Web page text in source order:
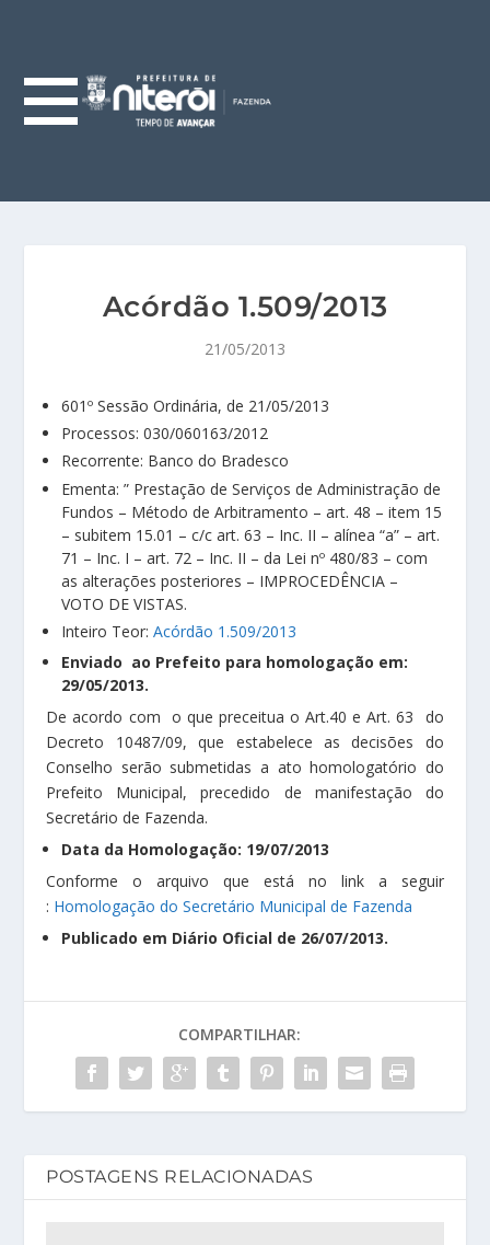
Acórdão 1.509/2013
21/05/2013
601º Sessão Ordinária, de 21/05/2013
Processos: 030/060163/2012
Recorrente: Banco do Bradesco
Ementa: ” Prestação de Serviços de Administração de
Fundos – Método de Arbitramento – art. 48 – item 15
– subitem 15.01 – c/c art. 63 – Inc. II – alínea “a” – art.
71 – Inc. I – art. 72 – Inc. II – da Lei nº 480/83 – com
as alterações posteriores – IMPROCEDÊNCIA –
VOTO DE VISTAS.
Inteiro Teor:Acórdão 1.509/2013
Enviado ao Prefeito para homologação em:
29/05/2013.
De acordo com o que preceitua o Art.40 e Art. 63 do
Decreto 10487/09, que estabelece as decisões do
Conselho serão submetidas a ato homologatório do
Prefeito Municipal, precedido de manifestação do
Secretário de Fazenda.
Data da Homologação: 19/07/2013
Conforme o arquivo que está no link a seguir
: Homologação do Secretário Municipal de Fazenda
Publicado em Diário Oficial de 26/07/2013.
COMPARTILHAR:
POSTAGENS RELACIONADAS